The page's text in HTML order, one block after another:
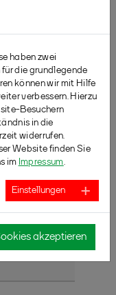
haben zwei
für die grundlegende
können wir mit Hilfe
verbessern. Hierzu
Besuchern
in die
widerrufen.
Website finden Sie
im Impressum.
Einstellungen
akzeptieren